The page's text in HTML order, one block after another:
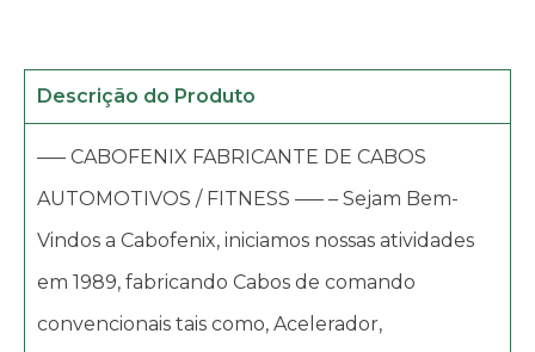
Descrição do Produto
—– CABOFENIX FABRICANTE DE CABOS
AUTOMOTIVOS / FITNESS —– – Sejam Bem-
Vindos a Cabofenix, iniciamos nossas atividades
em 1989, fabricando Cabos de comando
convencionais tais como, Acelerador,